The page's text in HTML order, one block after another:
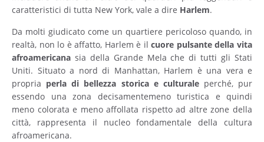
caratteristici di tutta New York, vale a dire Harlem.
Da molti giudicato come un quartiere pericoloso quando, in
realtà, non lo è affatto, Harlem è ilcuore pulsante della vita
afroamericana sia della Grande Mela che di tutti gli Stati
Uniti. Situato a nord di Manhattan, Harlem è una vera e
propria perla di bellezza storica e culturaleperché, pur
essendo una zona decisamentemeno turistica e quindi
meno colorata e meno affollata rispetto ad altre zone della
città, rappresenta il nucleo fondamentale della cultura
afroamericana.